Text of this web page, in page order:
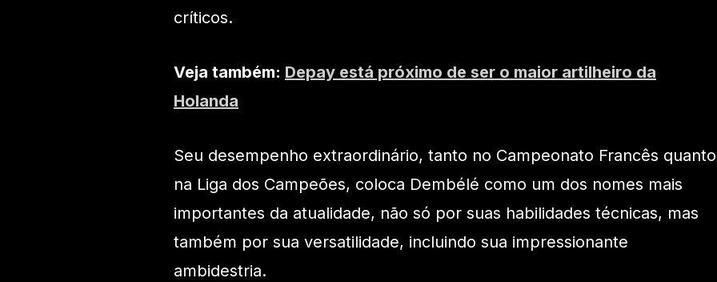
críticos.
Veja também: Depay está próximo de ser o maior artilheiro da
Holanda
Seu desempenho extraordinário, tanto no Campeonato Francês quanto
na Liga dos Campeões, coloca Dembélé como um dos nomes mais
importantes da atualidade, não só por suas habilidades técnicas, mas
também por sua versatilidade, incluindo sua impressionante
ambidestria.